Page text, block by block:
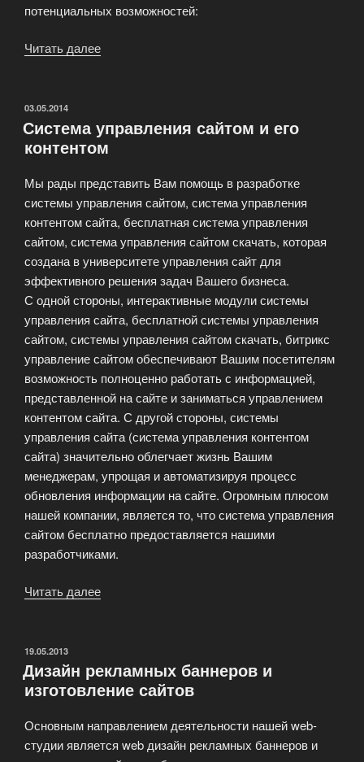
потенциальных возможностей:
Читать далее
ОПУБЛИКОВАНО
03.05.2014
Система управления сайтом и его
контентом
Мы рады представить Вам помощь в разработке
системы управления сайтом, система управления
контентом сайта, бесплатная система управления
сайтом, система управления сайтом скачать, которая
создана в университете управления сайт для
эффективного решения задач Вашего бизнеса.
С одной стороны, интерактивные модули системы
управления сайта, бесплатной системы управления
сайтом, системы управления сайтом скачать, битрикс
управление сайтом обеспечивают Вашим посетителям
возможность полноценно работать с информацией,
представленной на сайте и заниматься управлением
контентом сайта. С другой стороны, системы
управления сайта (система управления контентом
сайта) значительно облегчает жизнь Вашим
менеджерам, упрощая и автоматизируя процесс
обновления информации на сайте. Огромным плюсом
нашей компании, является то, что система управления
сайтом бесплатно предоставляется нашими
разработчиками.
Читать далее
его
контентом»
ОПУБЛИКОВАНО
19.05.2013
Дизайн рекламных баннеров и
изготовление сайтов
Основным направлением деятельности нашей web-
студии является web дизайн рекламных баннеров и